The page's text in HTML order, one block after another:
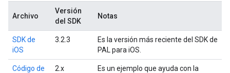
Archivo
Versión
del SDK
Notas
SDK de
iOS
3.2.3
Es la versión más reciente del SDK de
PAL para iOS.
Código de
2.x
Es un ejemplo que ayuda con la